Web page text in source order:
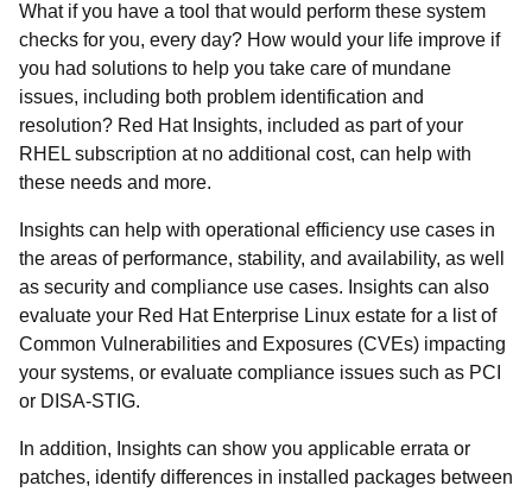
What if you have a tool that would perform these system
checks for you, every day? How would your life improve if
you had solutions to help you take care of mundane
issues, including both problem identification and
resolution? Red Hat Insights, included as part of your
RHEL subscription at no additional cost, can help with
these needs and more.
Insights can help with operational efficiency use cases in
the areas of performance, stability, and availability, as well
as security and compliance use cases. Insights can also
evaluate your Red Hat Enterprise Linux estate for a list of
Common Vulnerabilities and Exposures (CVEs) impacting
your systems, or evaluate compliance issues such as PCI
or DISA-STIG.
In addition, Insights can show you applicable errata or
patches, identify differences in installed packages between